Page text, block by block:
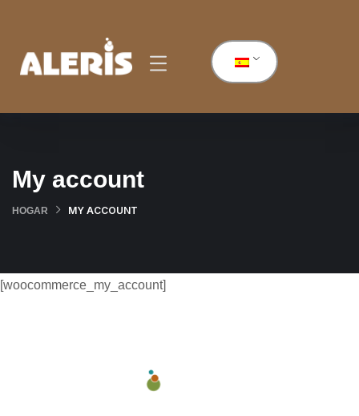
My account
HOGAR MY ACCOUNT
[woocommerce_my_account]